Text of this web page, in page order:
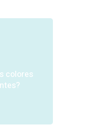
colores